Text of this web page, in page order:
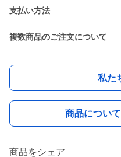
支払い方法
複数商品のご注文について
私た
商品につい
商品をシェア